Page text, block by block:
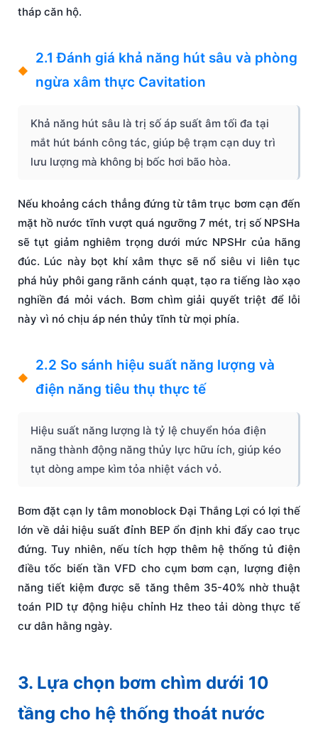
tháp căn hộ.
2.1 Đánh giá khả năng hút sâu và phòng
ngừa xâm thực Cavitation
Khả năng hút sâu là trị số áp suất âm tối đa tại
mắt hút bánh công tác, giúp bệ trạm cạn duy trì
lưu lượng mà không bị bốc hơi bão hòa.
Nếu khoảng cách thẳng đứng từ tâm trục bơm cạn đến
mặt hồ nước tĩnh vượt quá ngưỡng 7 mét, trị số NPSHa
sẽ tụt giảm nghiêm trọng dưới mức NPSHr của hãng
đúc. Lúc này bọt khí xâm thực sẽ nổ siêu vi liên tục
phá hủy phôi gang rãnh cánh quạt, tạo ra tiếng lào xạo
nghiền đá mỏi vách. Bơm chìm giải quyết triệt để lỗi
này vì nó chịu áp nén thủy tĩnh từ mọi phía.
2.2 So sánh hiệu suất năng lượng và
điện năng tiêu thụ thực tế
Hiệu suất năng lượng là tỷ lệ chuyển hóa điện
năng thành động năng thủy lực hữu ích, giúp kéo
tụt dòng ampe kìm tỏa nhiệt vách vỏ.
Bơm đặt cạn ly tâm monoblock Đại Thắng Lợi có lợi thế
lớn về dải hiệu suất đỉnh BEP ổn định khi đẩy cao trục
đứng. Tuy nhiên, nếu tích hợp thêm hệ thống tủ điện
điều tốc biến tần VFD cho cụm bơm cạn, lượng điện
năng tiết kiệm được sẽ tăng thêm 35-40% nhờ thuật
toán PID tự động hiệu chỉnh Hz theo tải dòng thực tế
cư dân hằng ngày.
3. Lựa chọn bơm chìm dưới 10
tầng cho hệ thống thoát nước